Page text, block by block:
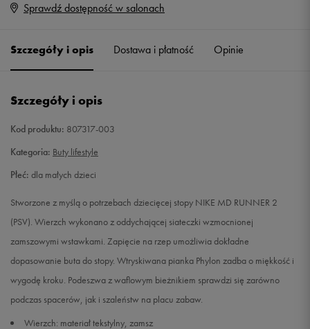
Rozmiary EU
29,5 18 cm
31 19 cm Powiadom o dostępności
19,5 cm
32 Powiadom o dostępności
33 20,5 cm
Sprawdź dostępność w salonach
Szczegóły i opis Dostawa i płatność Opinie
Szczegóły i opis
Kod produktu: 807317-003
Kategoria: Buty lifestyle
Płeć: dla małych dzieci
Stworzone z myślą o potrzebach dziecięcej stopy NIKE MD RUNNER 2
(PSV). Wierzch wykonano z oddychającej siateczki wzmocnionej
zamszowymi wstawkami. Zapięcie na rzep umożliwia dokładne
dopasowanie buta do stopy. Wtryskiwana pianka Phylon zadba o miękkość i
wygodę kroku. Podeszwa z waflowym bieżnikiem sprawdzi się zarówno
podczas spacerów, jak i szaleństw na placu zabaw.
Wierzch: materiał tekstylny, zamsz